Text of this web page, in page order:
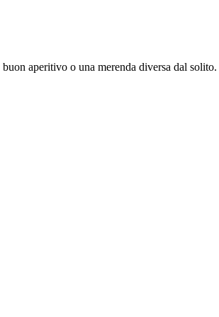
aperitivo o una merenda diversa dal solito.